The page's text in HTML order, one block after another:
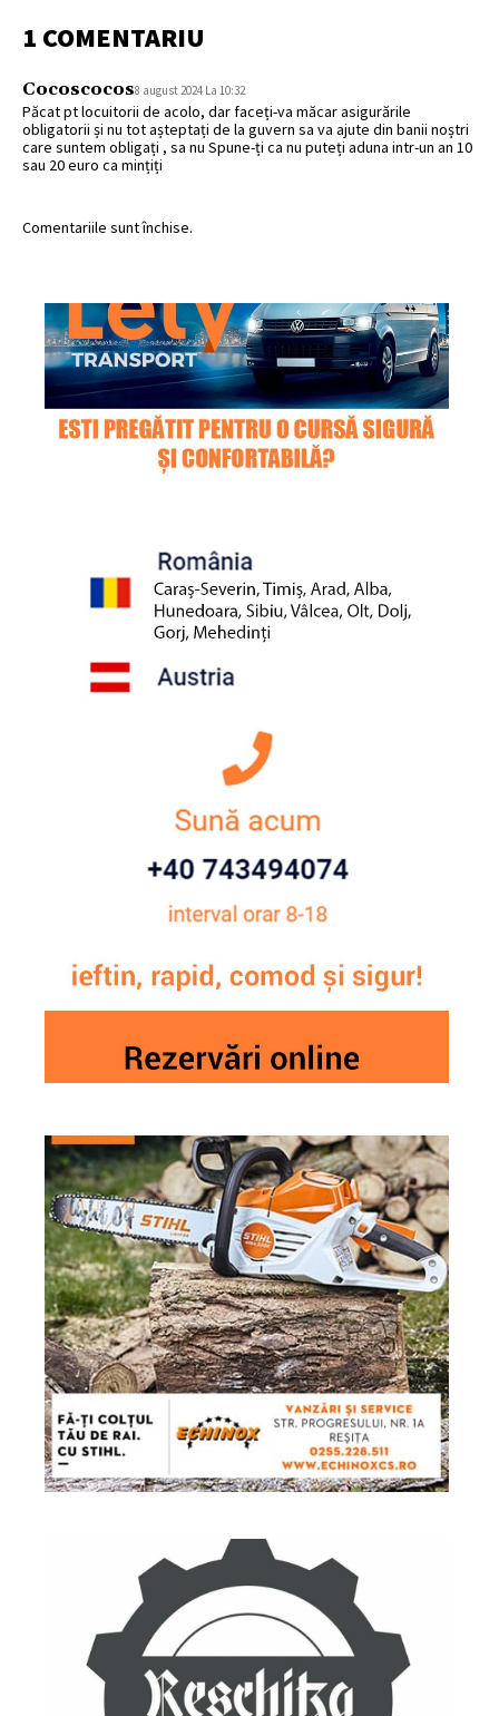
1 COMENTARIU
Cocoscocos8 august 2024 La 10:32
Păcat pt locuitorii de acolo, dar faceți-va măcar asigurările
obligatorii și nu tot așteptați de la guvern sa va ajute din banii noștri
care suntem obligați , sa nu Spune-ți ca nu puteți aduna intr-un an 10
sau 20 euro ca mințiți
Comentariile sunt închise.